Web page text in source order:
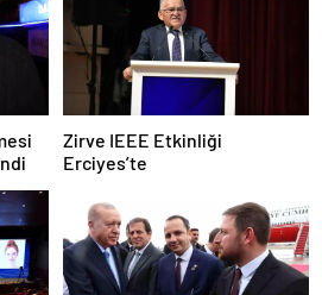
Zirve IEEE Etkinliği
Erciyes’te